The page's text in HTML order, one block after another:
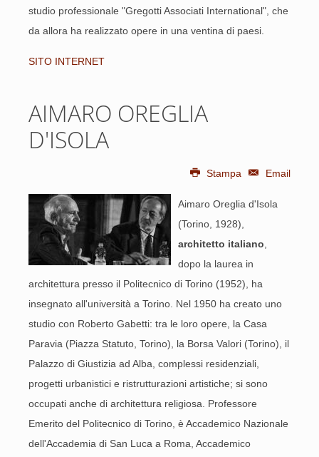
studio professionale "Gregotti Associati International", che
da allora ha realizzato opere in una ventina di paesi.
SITO INTERNET
AIMARO OREGLIA
D'ISOLA
Stampa Email
Aimaro Oreglia d'Isola
(Torino, 1928),
architetto italiano
dopo la laurea in
architettura presso il Politecnico di Torino (1952), ha
insegnato all'università a Torino. Nel 1950 ha creato uno
studio con Roberto Gabetti: tra le loro opere, la Casa
Paravia (Piazza Statuto, Torino), la Borsa Valori (Torino), il
Palazzo di Giustizia ad Alba, complessi residenziali,
progetti urbanistici e ristrutturazioni artistiche; si sono
occupati anche di architettura religiosa. Professore
Emerito del Politecnico di Torino, è Accademico Nazionale
dell'Accademia di San Luca a Roma, Accademico